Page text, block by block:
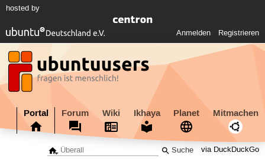
hosted by
Anmelden Registrieren
Portal Forum Wiki Ikhaya Planet Mitmachen
via DuckDuckGo